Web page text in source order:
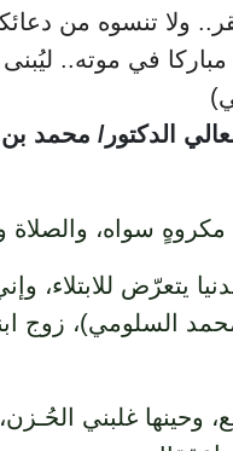
ولا تنسوه من
في موته..
(
الدكتور/ محمد بن
مكروهٍ سواه،
يتعرّض
وحينها غلبني